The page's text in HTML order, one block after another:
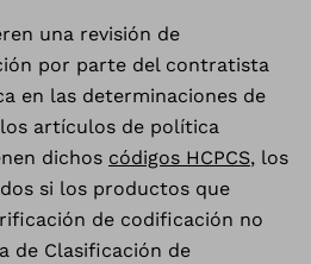
una revisión de
por parte del contratista
en las determinaciones de
artículos de política
dichos códigos HCPCS, los
si los productos que
de codificación no
de Clasificación de